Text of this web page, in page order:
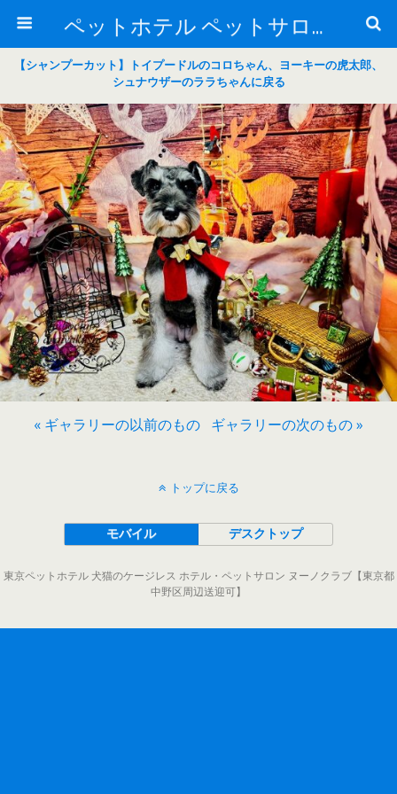
ペットホテル ペットサロン トリミングサロン 東京 ヌーノクラブのブログ
【シャンプーカット】トイプードルのコロちゃん、ヨーキーの虎太郎、
シュナウザーのララちゃんに戻る
« ギャラリーの以前のもの ギャラリーの次のもの »
トップに戻る
モバイル デスクトップ
東京ペットホテル 犬猫のケージレス ホテル・ペットサロン ヌーノクラブ【東京都
中野区周辺送迎可】